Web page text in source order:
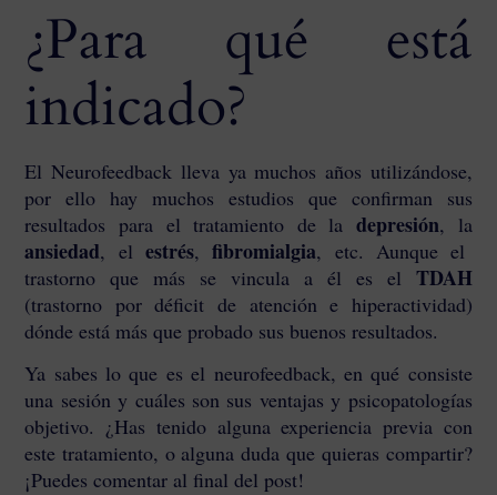
¿Para qué está
indicado?
El Neurofeedback lleva ya muchos años utilizándose,
por ello hay muchos estudios que confirman sus
resultados para el tratamiento de la depresión, la
ansiedad, elestrés,fibromialgia, etc. Aunque el
trastorno que más se vincula a él es el TDAH
(trastorno por déficit de atención e hiperactividad)
dónde está más que probado sus buenos resultados.
Ya sabes lo que es el neurofeedback, en qué consiste
una sesión y cuáles son sus ventajas y psicopatologías
objetivo. ¿Has tenido alguna experiencia previa con
este tratamiento, o alguna duda que quieras compartir?
¡Puedes comentar al final del post!